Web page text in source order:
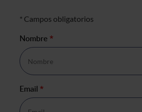
Formulario talento
* Campos obligatorios
Nombre *
Email *